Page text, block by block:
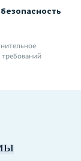
требований